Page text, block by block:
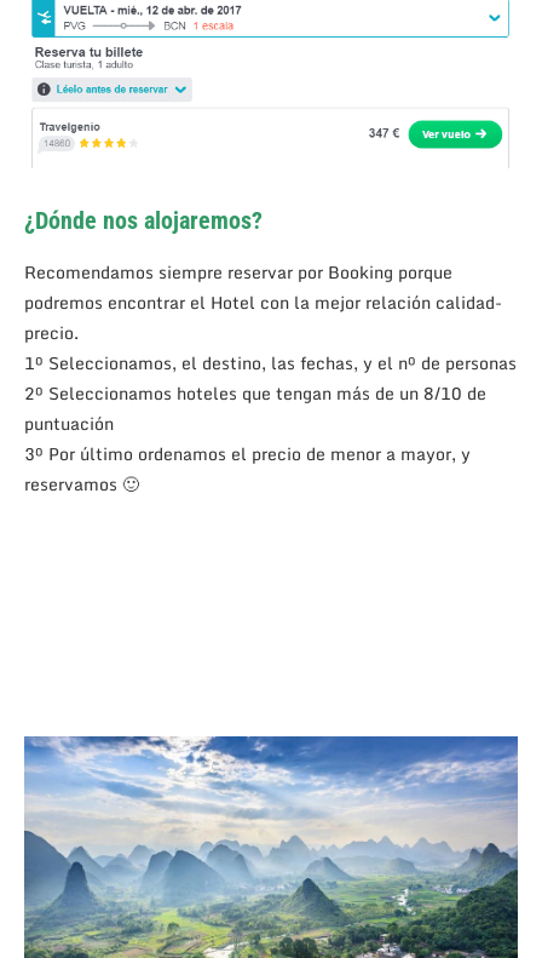
¿Dónde nos alojaremos?
Recomendamos siempre reservar por Booking porque
podremos encontrar el Hotel con la mejor relación calidad-
precio.
1º Seleccionamos, el destino, las fechas, y el nº de personas
2º Seleccionamos hoteles que tengan más de un 8/10 de
puntuación
3º Por último ordenamos el precio de menor a mayor, y
reservamos 🙂